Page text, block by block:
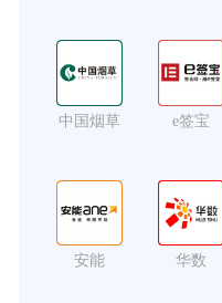
中国烟草 e签宝
安能 华数